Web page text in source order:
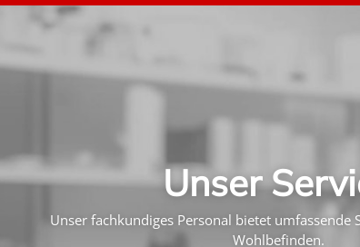
Unser
Unser fachkundiges Personal bietet umfassende
Wohlbefinden.